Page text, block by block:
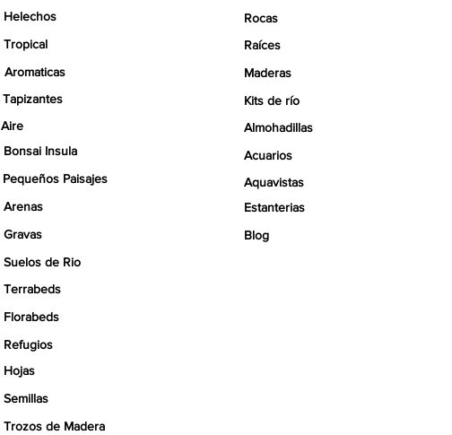
Helechos
Tropical
Aromaticas
Tapizantes
Aire
Bonsai Insula
Pequeños Paisajes
Arenas
Gravas
Suelos de Rio
Terrabeds
Florabeds
Refugios
Hojas
Semillas
Trozos de Madera
Rocas
Raíces
Maderas
Kits de río
Almohadillas
Acuarios
Aquavistas
Estanterias
Blog